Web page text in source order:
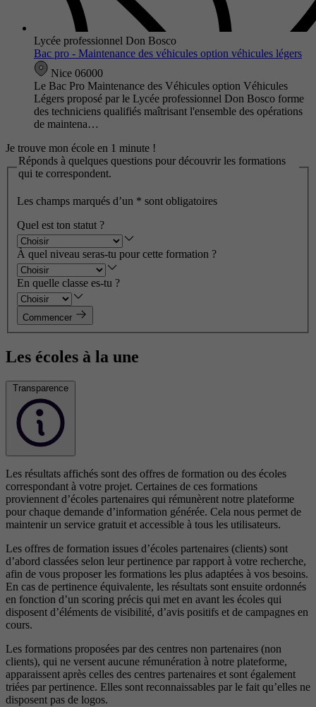
Lycée professionnel Don Bosco
Bac pro - Maintenance des véhicules option véhicules légers
Nice 06000
Le Bac Pro Maintenance des Véhicules option Véhicules
Légers proposé par le Lycée professionnel Don Bosco forme
des techniciens qualifiés maîtrisant l'ensemble des opérations
de maintena…
Je trouve mon école en 1 minute !
Réponds à quelques questions pour découvrir les formations
qui te correspondent.
Les champs marqués d’un * sont obligatoires
Quel est ton statut ?
À quel niveau seras-tu pour cette formation ?
En quelle classe es-tu ?
Commencer
Les écoles à la une
Transparence
Les résultats affichés sont des offres de formation ou des écoles
correspondant à votre projet. Certaines de ces formations
proviennent d’écoles partenaires qui rémunèrent notre plateforme
pour chaque demande d’information générée. Cela nous permet de
maintenir un service gratuit et accessible à tous les utilisateurs.
Les offres de formation issues d’écoles partenaires (clients) sont
d’abord classées selon leur pertinence par rapport à votre recherche,
afin de vous proposer les formations les plus adaptées à vos besoins.
En cas de pertinence équivalente, les résultats sont ensuite ordonnés
en fonction d’un scoring précis qui met en avant les écoles qui
disposent d’éléments de visibilité, d’avis positifs et de campagnes en
cours.
Les formations proposées par des centres non partenaires (non
clients), qui ne versent aucune rémunération à notre plateforme,
apparaissent après celles des centres partenaires et sont également
triées par pertinence. Elles sont reconnaissables par le fait qu’elles ne
disposent pas de logos.